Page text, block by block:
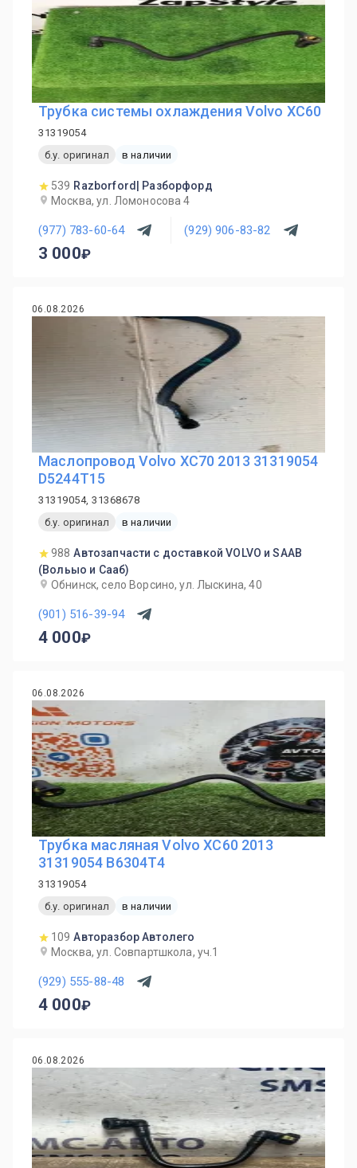
Трубка системы охлаждения Volvo XC60
31319054
б.у. оригинал
в наличии
539 Razborford| Разборфорд
Москва, ул. Ломоносова 4
(977) 783-60-64 (929) 906-83-82
3 000
06.08.2026
Маслопровод Volvo XC70 2013 31319054
D5244T15
31319054, 31368678
б.у. оригинал
в наличии
988 Автозапчасти с доставкой VOLVO и SAAB
(Вольыо и Сааб)
Обнинск, село Ворсино, ул. Лыскина, 40
(901) 516-39-94
4 000
06.08.2026
Трубка масляная Volvo XC60 2013
31319054 B6304T4
31319054
б.у. оригинал
в наличии
109 Авторазбор Автолего
Москва, ул. Совпартшкола, уч.1
(929) 555-88-48
4 000
06.08.2026